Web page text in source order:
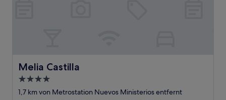
Melia Castilla
Melia Castilla
4.0-
Sterne-
1,7 km von Metrostation Nuevos Ministerios entfernt